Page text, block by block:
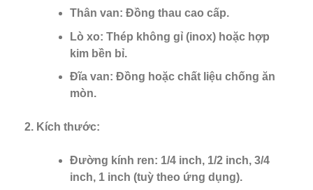
Thân van: Đồng thau cao cấp.
Lò xo: Thép không gỉ (inox) hoặc hợp
kim bền bỉ.
Đĩa van: Đồng hoặc chất liệu chống ăn
mòn.
Kích thước:
Đường kính ren: 1/4 inch, 1/2 inch, 3/4
inch, 1 inch (tuỳ theo ứng dụng).